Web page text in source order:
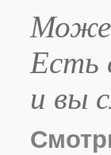
Есть
и вы